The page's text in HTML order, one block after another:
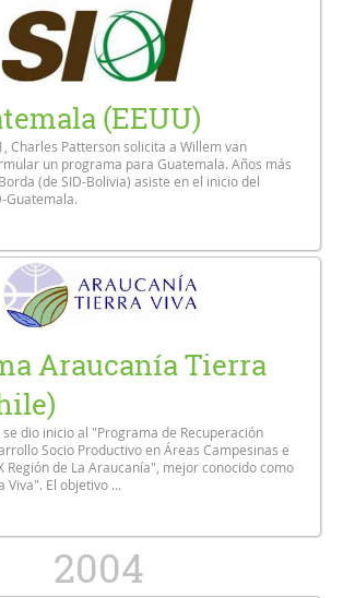
(EEUU)
Charles Patterson solicita a Willem van
un programa para Guatemala. Años más
(de SID-Bolivia) asiste en el inicio del
Guatemala.
Araucanía Tierra
se dio inicio al "Programa de Recuperación
Socio Productivo en Áreas Campesinas e
Región de La Araucanía", mejor conocido como
Viva". El objetivo ...
2004